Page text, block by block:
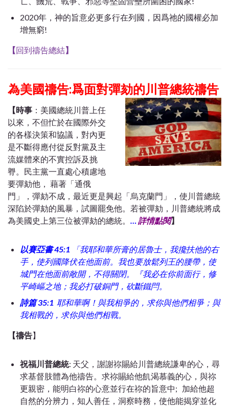
2020年，神的旨意必更多行在列國，因爲祂的國權必加
增無窮!
【回到禱告總結】
為美國禱告:爲面對彈劾的川普總統禱告
【時事 ：美國總統川普上任
以來，不但忙於在國際外交
的各樣決策和協議，對內更
是不斷得應付從反對黨及主
流媒體來的不實控訴及挑
臖。民主黨一直處心積慮地
要彈劾他， 藉著「通俄
門」，彈劾不成，最近更是興起「烏克蘭門」，使川普總統
深陷於彈劾的風暴，試圖罷免他。若被彈劾，川普總統將成
為美國史上第三位被彈劾的總統。 … 詳情點閱】
以賽亞書 45:1 「我耶和華所膏的居魯士，我攙扶他的右
手，使列國降伏在他面前。我也要放鬆列王的腰帶，使
城門在他面前敞開，不得關閉。『我必在你前面行，修
平崎嶇之地；我必打破銅門，砍斷鐵閂。
詩篇 35:1 耶和華啊！與我相爭的，求你與他們相爭；與
我相戰的，求你與他們相戰。
【禱告】
祝福川普總統: 天父，謝謝祢賜給川普總統謙卑的心，尋
求基督肢體為他禱告。求祢賜給他飢渴慕義的心，與祢
更親密，能明白祢的心意並行在祢的旨意中; 加給他超
自然的分辨力，知人善任，洞察時務，使他能揭穿並化